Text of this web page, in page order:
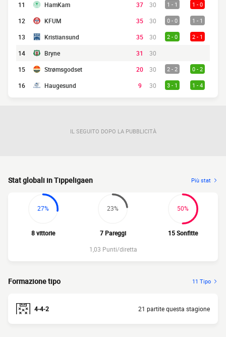
11 HamKam 37 30 1 - 1 1 - 0
12 KFUM 35 30 0 - 0 1 - 1
13 Kristiansund 35 30 2 - 0 2 - 1
14 Bryne 31
30
15
Strømsgodset 20 30 2 - 2 0 - 2
16 Haugesund 9 30 3 - 1 1 - 4
IL SEGUITO DOPO LA PUBBLICITÀ
Stat globali in Tippeligaen Più stat
27%
8 vittorie
23%
7 Pareggi
50%
15 Sonfitte
1,03 Punti/diretta
Formazione tipo 11 Tipo
4-4-2 21 partite questa stagione